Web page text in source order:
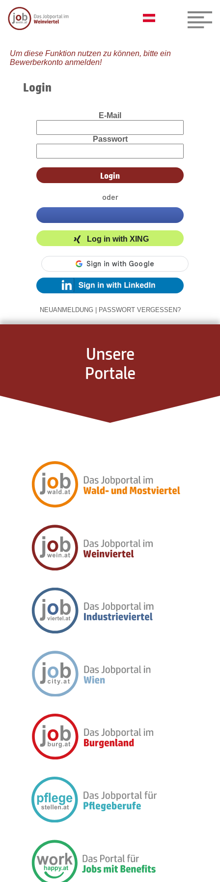
Um diese Funktion nutzen zu können, bitte ein
Bewerberkonto anmelden!
Login
E-Mail
Passwort
oder
Log in with XING
NEUANMELDUNG | PASSWORT VERGESSEN?
Unsere
Portale